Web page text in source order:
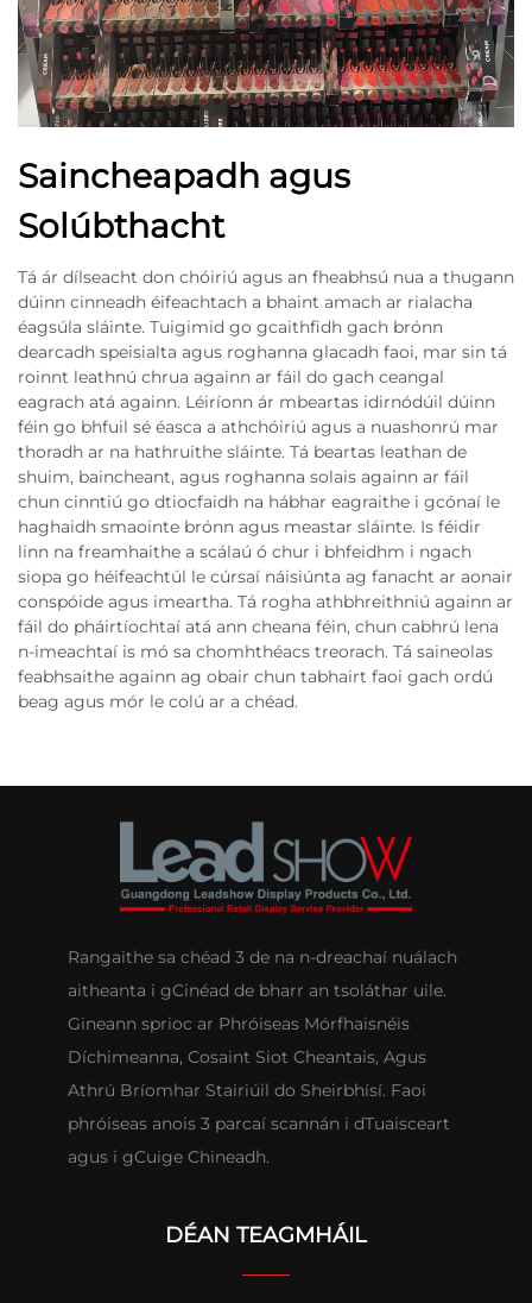
Saincheapadh agus
Solúbthacht
Tá ár dílseacht don chóiriú agus an fheabhsú nua a thugann
dúinn cinneadh éifeachtach a bhaint amach ar rialacha
éagsúla sláinte. Tuigimid go gcaithfidh gach brónn
dearcadh speisialta agus roghanna glacadh faoi, mar sin tá
roinnt leathnú chrua againn ar fáil do gach ceangal
eagrach atá againn. Léiríonn ár mbeartas idirnódúil dúinn
féin go bhfuil sé éasca a athchóiriú agus a nuashonrú mar
thoradh ar na hathruithe sláinte. Tá beartas leathan de
shuim, baincheant, agus roghanna solais againn ar fáil
chun cinntiú go dtiocfaidh na hábhar eagraithe i gcónaí le
haghaidh smaointe brónn agus meastar sláinte. Is féidir
linn na freamhaithe a scálaú ó chur i bhfeidhm i ngach
siopa go héifeachtúl le cúrsaí náisiúnta ag fanacht ar aonair
conspóide agus imeartha. Tá rogha athbhreithniú againn ar
fáil do pháirtíochtaí atá ann cheana féin, chun cabhrú lena
n-imeachtaí is mó sa chomhthéacs treorach. Tá saineolas
feabhsaithe againn ag obair chun tabhairt faoi gach ordú
beag agus mór le colú ar a chéad.
Rangaithe sa chéad 3 de na n-dreachaí nuálach
aitheanta i gCinéad de bharr an tsoláthar uile.
Gineann sprioc ar Phróiseas Mórfhaisnéis
Díchimeanna, Cosaint Siot Cheantais, Agus
Athrú Bríomhar Stairiúil do Sheirbhísí. Faoi
phróiseas anois 3 parcaí scannán i dTuaisceart
agus i gCuige Chineadh.
DÉAN TEAGMHÁIL